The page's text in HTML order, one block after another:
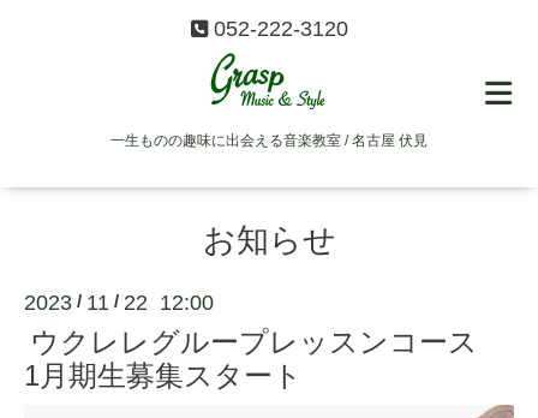
052-222-3120
一生ものの趣味に出会える音楽教室 / 名古屋 伏見
お知らせ
2023 / 11 / 22 12:00
ウクレレグループレッスンコース
1月期生募集スタート